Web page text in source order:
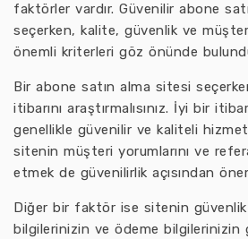
faktörler vardır. Güvenilir abone
seçerken, kalite, güvenlik ve
önemli kriterleri göz önünde
Bir abone satın alma sitesi
itibarını araştırmalısınız. İyi bir
genellikle güvenilir ve kaliteli hizmet
sitenin müşteri yorumlarını ve
etmek de güvenilirlik açısından
Diğer bir faktör ise sitenin güvenlik
bilgilerinizin ve ödeme bilgilerinizin